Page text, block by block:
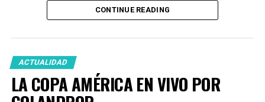
darle al equipo, porque no
tenia más energía. Fueron
muchos años, mucho
tiempo, mucha energía
puesta en este equipo”
CONTINUE READING
ACTUALIDAD
LA COPA AMÉRICA EN VIVO POR